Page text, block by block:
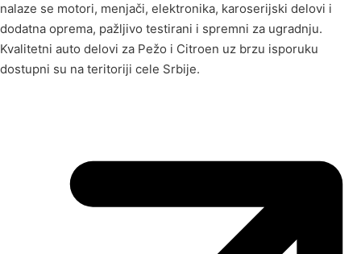
nalaze se motori, menjači, elektronika, karoserijski delovi i
dodatna oprema, pažljivo testirani i spremni za ugradnju.
Kvalitetni auto delovi za Pežo i Citroen uz brzu isporuku
dostupni su na teritoriji cele Srbije.